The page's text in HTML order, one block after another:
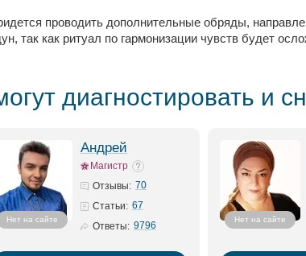
проводить дополнительные обряды,
так как ритуал по гармонизации чувств будет
диагностировать и
Нет на сайте
Андрей
Магистр
Отзывы: 70
Статьи: 67
Ответы: 9796
Нет на сайте